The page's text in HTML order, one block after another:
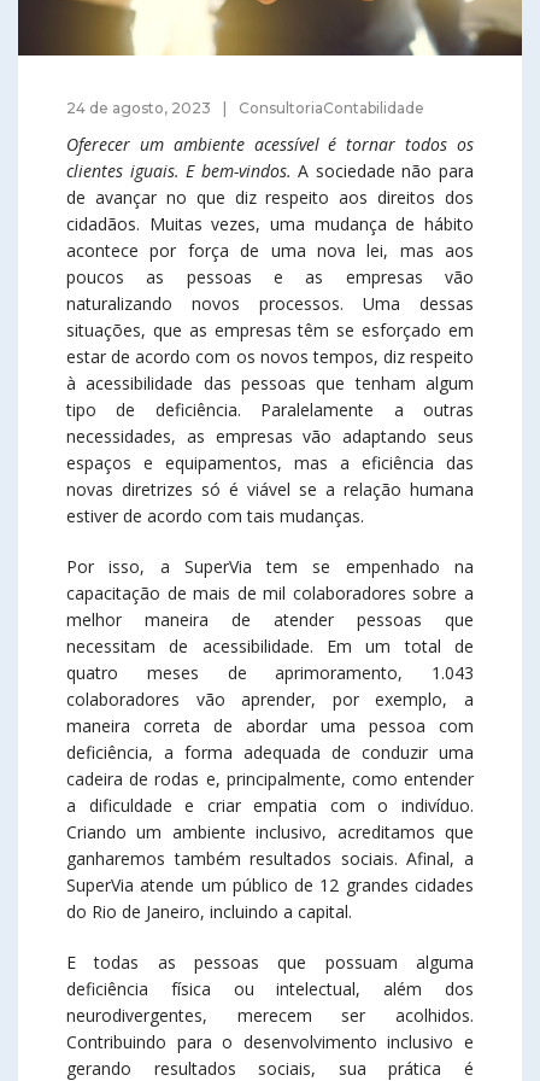
24 de agosto, 2023 ConsultoriaContabilidade
Oferecer um ambiente acessível é tornar todos os
clientes iguais. E bem-vindos.A sociedade não para
de avançar no que diz respeito aos direitos dos
cidadãos. Muitas vezes, uma mudança de hábito
acontece por força de uma nova lei, mas aos
poucos as pessoas e as empresas vão
naturalizando novos processos. Uma dessas
situações, que as empresas têm se esforçado em
estar de acordo com os novos tempos, diz respeito
à acessibilidade das pessoas que tenham algum
tipo de deficiência. Paralelamente a outras
necessidades, as empresas vão adaptando seus
espaços e equipamentos, mas a eficiência das
novas diretrizes só é viável se a relação humana
estiver de acordo com tais mudanças.
Por isso, a SuperVia tem se empenhado na
capacitação de mais de mil colaboradores sobre a
melhor maneira de atender pessoas que
necessitam de acessibilidade. Em um total de
quatro meses de aprimoramento, 1.043
colaboradores vão aprender, por exemplo, a
maneira correta de abordar uma pessoa com
deficiência, a forma adequada de conduzir uma
cadeira de rodas e, principalmente, como entender
a dificuldade e criar empatia com o indivíduo.
Criando um ambiente inclusivo, acreditamos que
ganharemos também resultados sociais. Afinal, a
SuperVia atende um público de 12 grandes cidades
do Rio de Janeiro, incluindo a capital.
E todas as pessoas que possuam alguma
deficiência física ou intelectual, além dos
neurodivergentes, merecem ser acolhidos.
Contribuindo para o desenvolvimento inclusivo e
gerando resultados sociais, sua prática é